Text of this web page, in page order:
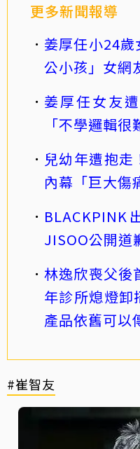
更多新聞報導
姜厚任小24
公小孩」女網
姜厚任女友
「不學邏輯很
兒幼年遭抱
內幕「巨大傷
BLACKPINK
JISOO公開道
林逸欣喪父後
年診所熄燈
產品依舊可以
#崔智友